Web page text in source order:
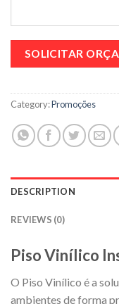
Category:Promoções
DESCRIPTION
REVIEWS (0)
Piso Vinílico
O Piso Vinílico é a
ambientes de forma